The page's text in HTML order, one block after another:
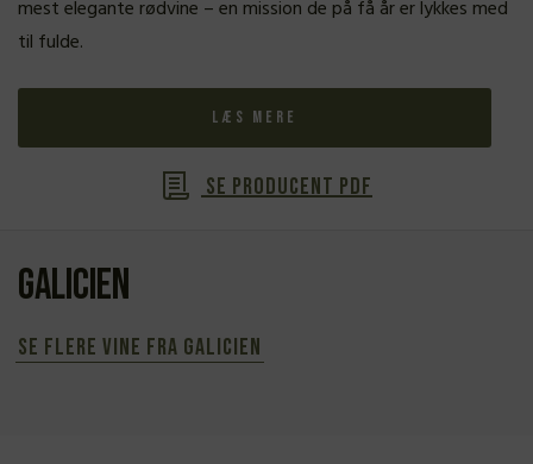
mest elegante rødvine – en mission de på få år er lykkes med
til fulde.
Læs mere
Se producent PDF
Galicien
Se flere vine fra Galicien